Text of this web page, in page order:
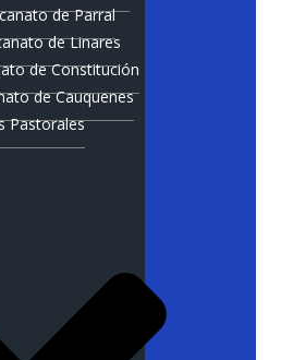
de Parral
de Linares
de Constitución
de Cauquenes
Pastorales